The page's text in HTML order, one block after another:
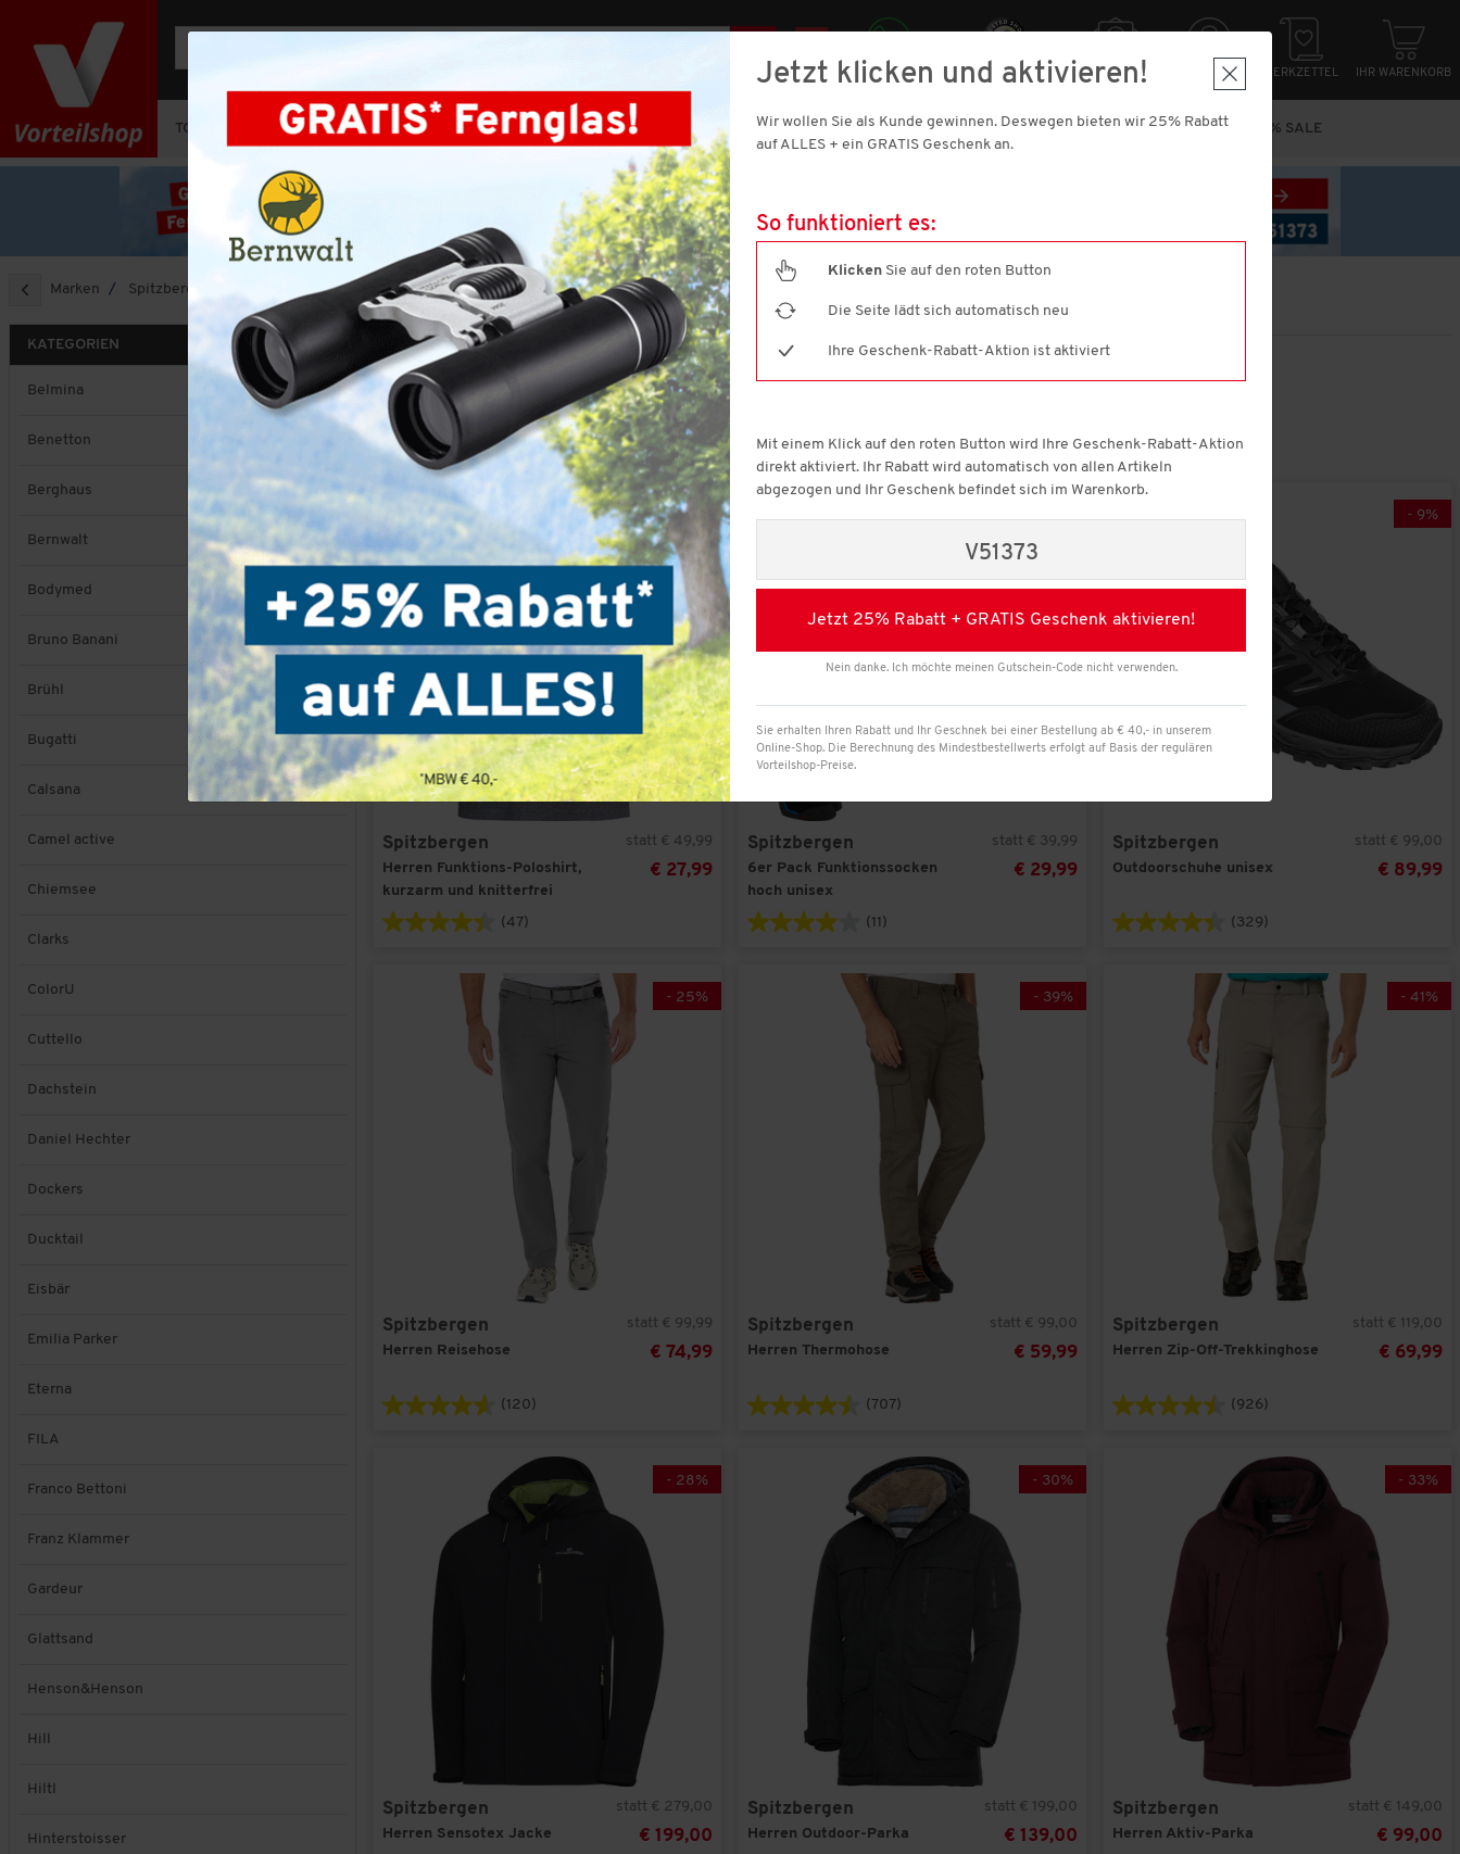
0512 / 344 100
SICHER EINKAUFEN NEWSLETTER ANMELDUNG MERKZETTEL IHR WARENKORB
TOP-DEAL OUTFIT-SETS HERREN SCHUHE DAMEN SPORT & OUTDOOR HAUS & WOHNEN MARKEN VORTEILS-PACKS % SALE
Marken Spitzbergen
KATEGORIEN
Belmina
Benetton
Berghaus
Bernwalt
Bodymed
Bruno Banani
Brühl
Bugatti
Calsana
Camel active
Chiemsee
Clarks
ColorU
Cuttello
Dachstein
Daniel Hechter
Dockers
Ducktail
Eisbär
Emilia Parker
Eterna
FILA
Franco Bettoni
Franz Klammer
Gardeur
Glattsand
Henson&Henson
Hill
Hiltl
Hinterstoisser
SPITZBERGEN(17 ARTIKEL)
Sortieren nach Filtern nach
Größe
18
(1)
19
(1)
20
(1)
21
(1)
22
(1)
23
(1)
24
(3)
25
(3)
26
(3)
29
37
43
43-46
44
54
XLARGE
XXXLARGE
braun (2)
grün (1)
rosa
rot (4)
-44
Spitzbergen
Herren Funktions-Poloshirt,
kurzarm und knitterfrei
statt € 49,99
€ 27,99
(47)
Spitzbergen
6er Pack Funktionssocken
hoch unisex
statt € 39,99
€ 29,99
(11)
- 9%
Spitzbergen
Outdoorschuhe unisex
statt € 99,00
€ 89,99
(329)
- 25%
Spitzbergen
Herren Reisehose
statt € 99,99
€ 74,99
(120)
- 39%
Spitzbergen
Herren Thermohose
statt € 99,00
€ 59,99
(707)
- 41%
Spitzbergen
Herren Zip-Off-Trekkinghose
statt € 119,00
€ 69,99
(926)
- 28%
Spitzbergen
Herren Sensotex Jacke
statt € 279,00
€ 199,00
- 30%
Spitzbergen
Herren Outdoor-Parka
statt € 199,00
€ 139,00
- 33%
Spitzbergen
Herren Aktiv-Parka
statt € 149,00
€ 99,00
Jetzt klicken und aktivieren!
Wir wollen Sie als Kunde gewinnen. Deswegen bieten wir 25% Rabatt
auf ALLES + ein GRATIS Geschenk an.
So funktioniert es:
Klicken Sie auf den roten Button
Die Seite lädt sich automatisch neu
Ihre Geschenk-Rabatt-Aktion ist aktiviert
Mit einem Klick auf den roten Button wird Ihre Geschenk-Rabatt-Aktion
direkt aktiviert. Ihr Rabatt wird automatisch von allen Artikeln
abgezogen und Ihr Geschenk befindet sich im Warenkorb.
V51373
Jetzt 25% Rabatt + GRATIS Geschenk aktivieren!
Nein danke. Ich möchte meinen Gutschein-Code nicht verwenden.
Sie erhalten Ihren Rabatt und Ihr Geschnek bei einer Bestellung ab € 40,- in unserem
Online-Shop. Die Berechnung des Mindestbestellwerts erfolgt auf Basis der regulären
Vorteilshop-Preise.